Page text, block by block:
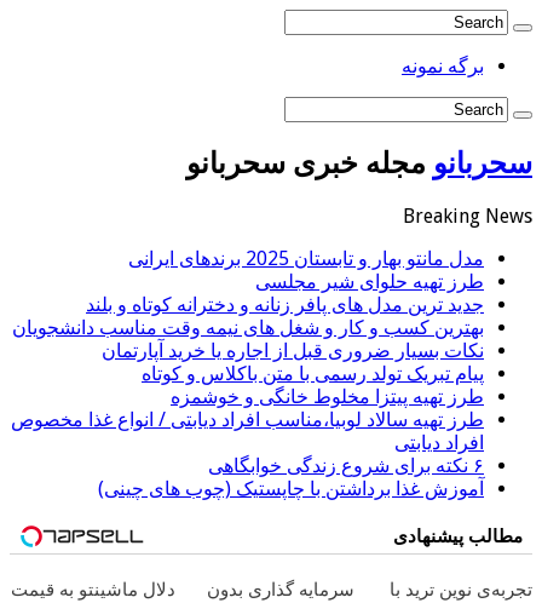
برگه نمونه
سحربانو مجله خبری سحربانو
Breaking News
مدل مانتو بهار و تابستان 2025 برندهای ایرانی
طرز تهیه حلوای شیر مجلسی
جدید ترین مدل های پافر زنانه و دخترانه کوتاه و بلند
بهترین کسب و کار و شغل های نیمه وقت مناسب دانشجویان
نکات بسیار ضروری قبل از اجاره یا خرید آپارتمان
پیام تبریک تولد رسمی با متن باکلاس و کوتاه
طرز تهیه پیتزا مخلوط خانگی و خوشمزه
طرز تهیه سالاد لوبیا،مناسب افراد دیابتی / انواع غذا مخصوص
افراد دیابتی
۶ نکته برای شروع زندگی خوابگاهی
آموزش غذا برداشتن با چاپستیک (چوب های چینی)
مطالب پیشنهادی
تجربه‌ی نوین ترید با
سرمایه گذاری بدون
دلال ماشینتو به قیمت